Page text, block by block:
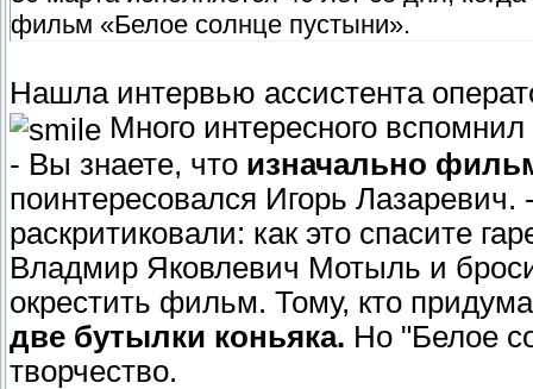
фильм «Белое солнце пустыни».
Нашла интервью ассистента
Много интересного вспомнил
- Вы знаете, что изначально
поинтересовался Игорь
раскритиковали: как это спасите
Владмир Яковлевич Мотыль и
окрестить фильм. Тому, кто
две бутылки коньяка. Но "Белое
творчество.